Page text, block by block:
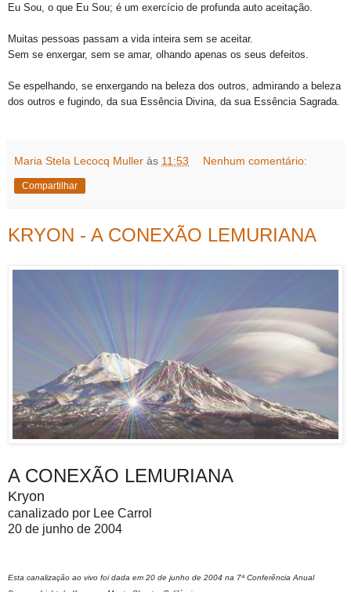
Eu Sou, o que Eu Sou; é um exercício de profunda auto aceitação.
Muitas pessoas passam a vida inteira sem se aceitar.
Sem se enxergar, sem se amar, olhando apenas os seus defeitos.
Se espelhando, se enxergando na beleza dos outros, admirando a beleza
dos outros e fugindo, da sua Essência Divina, da sua Essência Sagrada.
Maria Stela Lecocq Muller às 11:53 Nenhum comentário:
Compartilhar
KRYON - A CONEXÃO LEMURIANA
A CONEXÃO LEMURIANA
Kryon
canalizado por Lee Carrol
20 de junho de 2004
Esta canalização ao vivo foi dada em 20 de junho de 2004 na 7ª Conferência Anual